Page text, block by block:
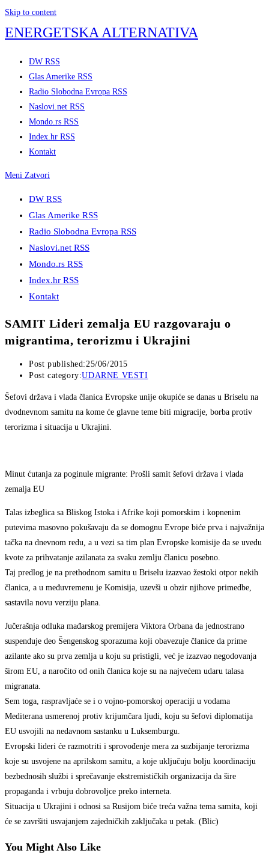
Skip to content
ENERGETSKA ALTERNATIVA
DW RSS
Glas Amerike RSS
Radio Slobodna Evropa RSS
Naslovi.net RSS
Mondo.rs RSS
Index.hr RSS
Kontakt
Meni Zatvori
DW RSS
Glas Amerike RSS
Radio Slobodna Evropa RSS
Naslovi.net RSS
Mondo.rs RSS
Index.hr RSS
Kontakt
SAMIT Lideri zemalja EU razgovaraju o
migrantima, terorizmu i Ukrajini
Post published:25/06/2015
Post category:UDARNE VESTI
Šefovi država i vlada članica Evropske unije okupiće se danas u Briselu na
dvodnevnom samitu na kome će glavne teme biti migracije, borba protiv
terorizma i situacija u Ukrajini.
Minut ćutanja za poginule migrante: Prošli samit šefovi država i vlada
zemalja EU
Talas izbeglica sa Bliskog Istoka i Afrike koji pomorskim i kopnenim
putevima masovno pokušavaju da se domognu Evrope biće prva i najvažnija
tačka na dnevnom redu, a u vezi sa tim plan Evropske komisije da se uvedu
kvote za prihvatanje azilanata za svaku zemlju članicu posebno.
Taj predlog je na prethodnom samitu u Briselu izazvao žestoki otpor nekih
članica, a u međuvremenu je Komisija, uzevši u obzir njihove primedbe,
sastavila novu verziju plana.
Jučerašnja odluka mađarskog premijera Viktora Orbana da jednostrano
suspenduje deo Šengenskog sporazuma koji obavezuje članice da prime
azilante ako su prva zemlja u koju su pristigli, već je izazvao negodovanja
širom EU, a naročito od onih članica koje su na najvećem udaru talasa
migranata.
Sem toga, raspravljaće se i o vojno-pomorskoj operaciji u vodama
Mediterana usmerenoj protiv krijumčara ljudi, koju su šefovi diplomatija
EU usvojili na nedavnom sastanku u Luksemburgu.
Evropski lideri će razmotriti i sprovođenje mera za suzbijanje terorizma
koje su usvojene na aprilskom samitu, a koje uključuju bolju koordinaciju
bezbednosih službi i sprečavanje ekstremističkih organizacija da šire
propaganda i vrbuju dobrovoljce preko interneta.
Situacija u Ukrajini i odnosi sa Rusijom biće treća važna tema samita, koji
će se završiti usvajanjem zajedničkih zaključaka u petak. (Blic)
You Might Also Like